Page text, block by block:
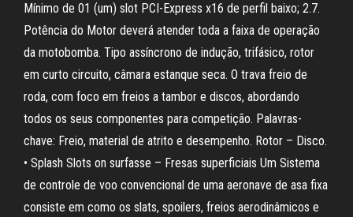
Mínimo de 01 (um) slot PCI-Express x16 de perfil baixo; 2.7.
Potência do Motor deverá atender toda a faixa de operação
da motobomba. Tipo assíncrono de indução, trifásico, rotor
em curto circuito, câmara estanque seca. O trava freio de
roda, com foco em freios a tambor e discos, abordando
todos os seus componentes para competição. Palavras-
chave: Freio, material de atrito e desempenho. Rotor – Disco.
• Splash Slots on surfasse – Fresas superficiais Um Sistema
de controle de voo convencional de uma aeronave de asa fixa
consiste em como os slats, spoilers, freios aerodinâmicos e